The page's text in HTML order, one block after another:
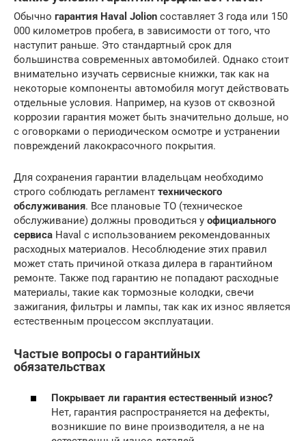
Обычно гарантия Haval Jolion составляет 3 года или 150
000 километров пробега, в зависимости от того, что
наступит раньше. Это стандартный срок для
большинства современных автомобилей. Однако стоит
внимательно изучать сервисные книжки, так как на
некоторые компоненты автомобиля могут действовать
отдельные условия. Например, на кузов от сквозной
коррозии гарантия может быть значительно дольше, но
с оговорками о периодическом осмотре и устранении
повреждений лакокрасочного покрытия.
Для сохранения гарантии владельцам необходимо
строго соблюдать регламент технического
обслуживания. Все плановые ТО (техническое
обслуживание) должны проводиться у официального
сервиса Haval с использованием рекомендованных
расходных материалов. Несоблюдение этих правил
может стать причиной отказа дилера в гарантийном
ремонте. Также под гарантию не попадают расходные
материалы, такие как тормозные колодки, свечи
зажигания, фильтры и лампы, так как их износ является
естественным процессом эксплуатации.
Частые вопросы о гарантийных
обязательствах
Покрывает ли гарантия естественный износ?
Нет, гарантия распространяется на дефекты,
возникшие по вине производителя, а не на